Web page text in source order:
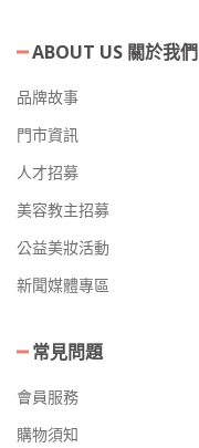
ABOUT US 關於我們
品牌故事
門市資訊
人才招募
美容教主招募
公益美妝活動
新聞媒體專區
常見問題
會員服務
購物須知